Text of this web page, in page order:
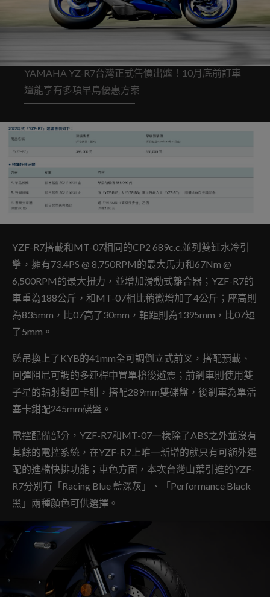
YAMAHA YZ-R7台灣正式售價出爐！10月底前訂車
還能享有多項早鳥優惠方案
YZF-R7搭載和MT-07相同的CP2 689c.c.並列雙缸水冷引
擎，擁有73.4PS @ 8,750RPM的最大馬力和67Nm @
6,500RPM的最大扭力，並增加滑動式離合器；YZF-R7的
車重為188公斤，和MT-07相比稍微增加了4公斤；座高則
為835mm，比07高了30mm，軸距則為1395mm，比07短
了5mm。
懸吊換上了KYB的41mm全可調倒立式前叉，搭配預載、
回彈阻尼可調的多連桿中置單槍後避震；前剎車則使用雙
子星的輻射對四卡鉗，搭配289mm雙碟盤，後剎車為單活
塞卡鉗配245mm碟盤。
電控配備部分，YZF-R7和MT-07一樣除了ABS之外並沒有
其餘的電控系統，在YZF-R7上唯一新增的就只有可額外選
配的進檔快排功能；車色方面，本次台灣山葉引進的YZF-
R7分別有「Racing Blue 藍深灰」、「Performance Black
黑」兩種顏色可供選擇。